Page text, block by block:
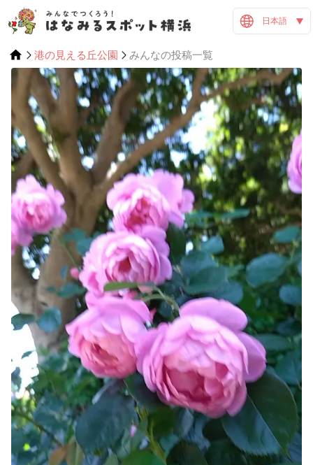
日本語
港の見える丘公園 みんなの投稿一覧